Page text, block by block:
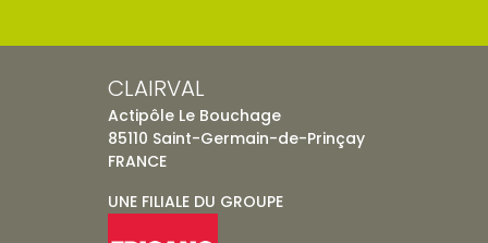
CLAIRVAL
Actipôle Le Bouchage
85110 Saint-Germain-de-Prinçay
FRANCE
UNE FILIALE DU GROUPE